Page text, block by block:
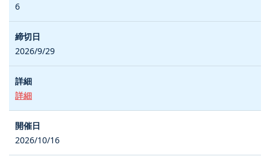
6
2026/9/29
詳細
2026/10/16